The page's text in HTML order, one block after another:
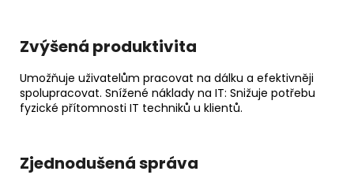
Zvýšená produktivita
Umožňuje uživatelům pracovat na dálku a efektivněji
spolupracovat. Snížené náklady na IT: Snižuje potřebu
fyzické přítomnosti IT techniků u klientů.
Zjednodušená správa